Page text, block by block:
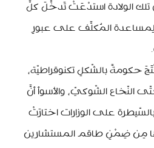
ولَوْ أنَّ تلك الولادة استدْعَتْ تَدخُّلَ كلَّ
لِمساعدة المُكلَّف على عبورِ
حكومةً بالشّكلِ تكنوقراطيّة،
النّخاع الشّوكيّ، والأسوأ أنَّ
على الوزارات اختارَتْ
مِن ضِمْنِ طاقم المستشارين